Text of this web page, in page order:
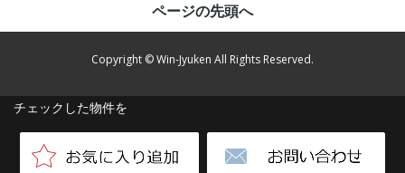
チェックした物件を
ページの先頭へ
Copyright © Win-Jyuken All Rights Reserved.